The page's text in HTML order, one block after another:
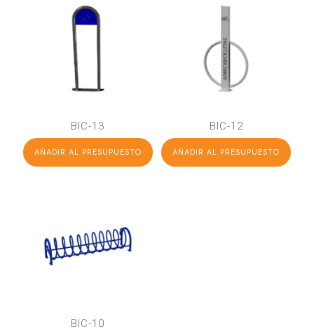
BIC-13
AÑADIR AL PRESUPUESTO
BIC-12
AÑADIR AL PRESUPUESTO
BIC-10